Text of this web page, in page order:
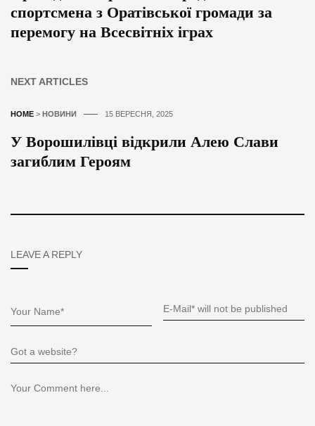
спортсмена з Оратівської громади за
перемогу на Всесвітніх іграх
NEXT ARTICLES
HOME > НОВИНИ 15 ВЕРЕСНЯ, 2025
У Ворошилівці відкрили Алею Слави
загиблим Героям
LEAVE A REPLY